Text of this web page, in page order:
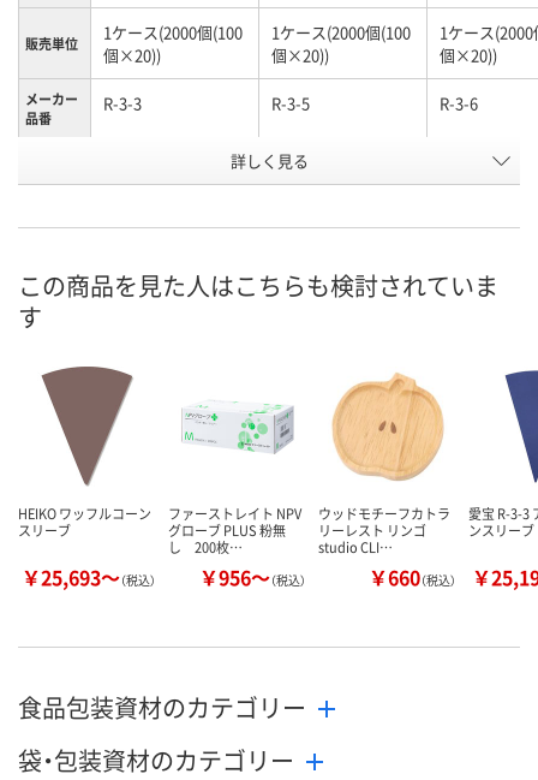
販売単位
1ケース(2000個(100
個×20))
1ケース(2000個(100
個×20))
1ケース(2000
個×20))
メーカー
品番
R-3-3 R-3-5 R-3-6
APN2741 APN2742
8月27日（木）まで
した
カゴへ カ
詳しく見る
この商品を見た人はこちらも検討されていま
す
HEIKO ワッフルコーン
スリーブ
￥25,693～（税込）
ファーストレイト NPV
グローブ PLUS 粉無
し 200枚…
￥956～（税込）
ウッドモチーフカトラ
リーレスト リンゴ
studio CLI…
￥660（税込）
愛宝 R-3-3
ンスリーブ
￥
食品包装資材のカテゴリー
袋・包装資材のカテゴリー